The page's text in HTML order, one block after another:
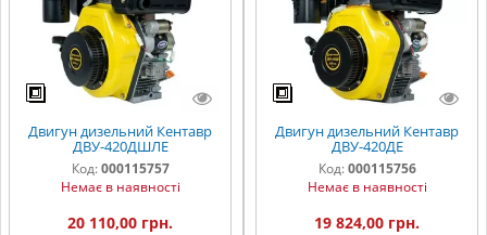
Двигун дизельний Кентавр
ДВУ-420ДШЛЕ
Код: 000115757
Немає в наявності
20 110,00 грн.
Двигун дизельний Кентавр
ДВУ-420ДЕ
Код: 000115756
Немає в наявності
19 824,00 грн.